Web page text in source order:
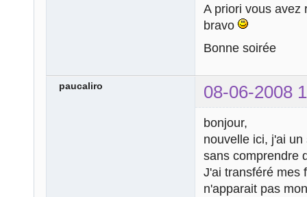
A priori vous avez
bravo
Bonne soirée
paucaliro 08-06-2008
bonjour,
nouvelle ici, j'ai
sans comprendre
J'ai transféré mes
n'apparait pas